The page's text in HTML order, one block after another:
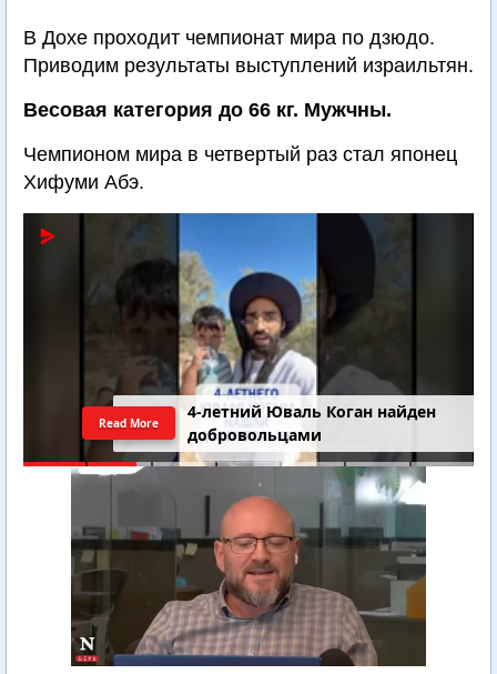
В Дохе проходит чемпионат мира по дзюдо.
Приводим результаты выступлений израильтян.
Весовая категория до 66 кг. Мужчны.
Чемпионом мира в четвертый раз стал японец
Хифуми Абэ.
4-летний Юваль Коган найден
добровольцами
Read More